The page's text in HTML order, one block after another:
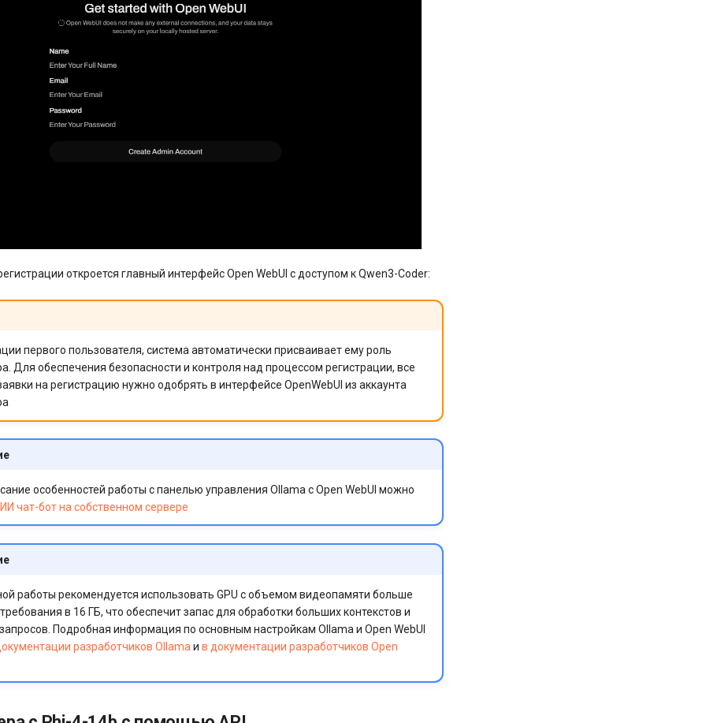
откроется главный интерфейс Open WebUI с доступом к Qwen3-Coder:
первого пользователя, система автоматически присваивает ему роль
Для обеспечения безопасности и контроля над процессом регистрации, все
на регистрацию нужно одобрять в интерфейсе OpenWebUI из аккаунта
особенностей работы с панелью управления Ollama c Open WebUI можно
ИИ чат-бот на собственном сервере
работы рекомендуется использовать GPU с объемом видеопамяти больше
в 16 ГБ, что обеспечит запас для обработки больших контекстов и
Подробная информация по основным настройкам Ollama и Open WebUI
разработчиков Ollama и в документации разработчиков Open